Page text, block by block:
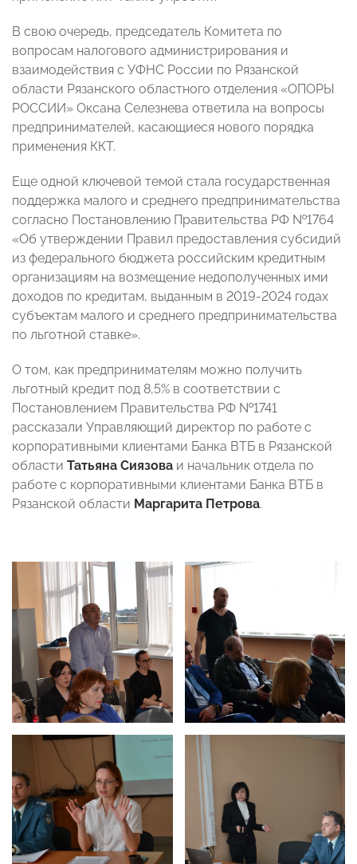
В свою очередь, председатель Комитета по
вопросам налогового администрирования и
взаимодействия с УФНС России по Рязанской
области Рязанского областного отделения «ОПОРЫ
РОССИИ» Оксана Селезнева ответила на вопросы
предпринимателей, касающиеся нового порядка
применения ККТ.
Еще одной ключевой темой стала государственная
поддержка малого и среднего предпринимательства
согласно Постановлению Правительства РФ №1764
«Об утверждении Правил предоставления субсидий
из федерального бюджета российским кредитным
организациям на возмещение недополученных ими
доходов по кредитам, выданным в 2019-2024 годах
субъектам малого и среднего предпринимательства
по льготной ставке».
О том, как предпринимателям можно получить
льготный кредит под 8,5% в соответствии с
Постановлением Правительства РФ №1741
рассказали Управляющий директор по работе с
корпоративными клиентами Банка ВТБ в Рязанской
области Татьяна Сиязова и начальник отдела по
работе с корпоративными клиентами Банка ВТБ в
Рязанской области Маргарита Петрова.